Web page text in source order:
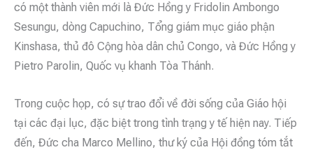
có một thành viên mới là Đức Hồng y Fridolin Ambongo
Sesungu, dòng Capuchino, Tổng giám mục giáo phận
Kinshasa, thủ đô Cộng hòa dân chủ Congo, và Đức Hồng y
Pietro Parolin, Quốc vụ khanh Tòa Thánh.
Trong cuộc họp, có sự trao đổi về đời sống của Giáo hội
tại các đại lục, đặc biệt trong tình trạng y tế hiện nay. Tiếp
đến, Đức cha Marco Mellino, thư ký của Hội đồng tóm tắt